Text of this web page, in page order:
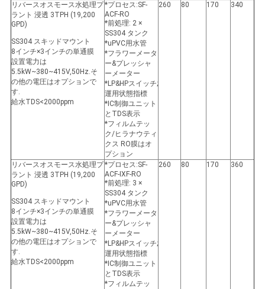
リバースオスモース水処理プ
ラント 浸透 3TPH (19,200
GPD)
SS304 スキッドマウント
8インチ×3インチの単通膜
設置電力は
5.5kW~380~415V,50Hz.そ
の他の電圧はオプションで
す.
給水TDS<2000ppm
*プロセス:SF-
ACF-RO
*前処理: 2 ×
SS304 タンク
*uPVC用水管
*フラワーメータ
ー&プレッシャ
ーメーター
*LP&HPスイッチ;
運用状態指標
*IC制御ユニット
とTDS表示
*フィルムテッ
ク/ヒラナウティ
クス RO膜はオ
プション
260 80 170 340
リバースオスモース水処理プ
ラント 浸透 3TPH (19,200
GPD)
SS304 スキッドマウント
8インチ×3インチの単通膜
設置電力は
5.5kW~380~415V,50Hz.そ
の他の電圧はオプションで
す.
給水TDS<2000ppm
*プロセス:SF-
ACF-IXF-RO
*前処理: 3 ×
SS304 タンク
*uPVC用水管
*フラワーメータ
ー&プレッシャ
ーメーター
*LP&HPスイッチ;
運用状態指標
*IC制御ユニット
とTDS表示
*フィルムテッ
260 80 170 360